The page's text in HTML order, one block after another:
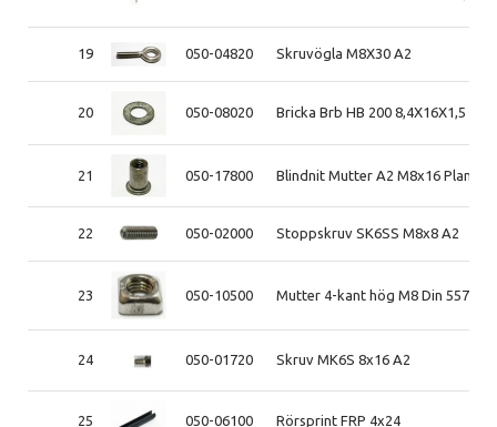
19 050-04820 Skruvögla M8X30 A2
20 050-08020 Bricka Brb HB 200 8,4X16X1,5 A4
21 050-17800 Blindnit Mutter A2 M8x16 Plan
22 050-02000 Stoppskruv SK6SS M8x8 A2
23 050-10500 Mutter 4-kant hög M8 Din 557 A2
24 050-01720 Skruv MK6S 8x16 A2
25 050-06100 Rörsprint FRP 4x24